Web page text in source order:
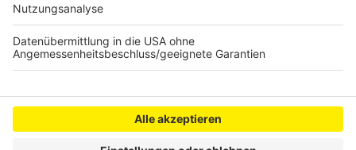
Anzeige